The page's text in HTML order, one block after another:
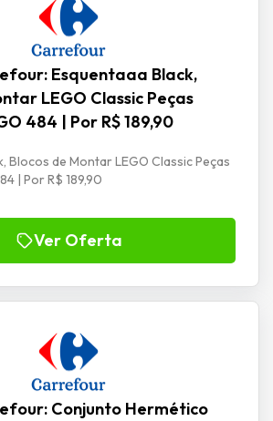
Esquentaaa Black,
LEGO Classic Peças
484 | Por R$ 189,90
Blocos de Montar LEGO Classic Peças
| Por R$ 189,90
Ver Oferta
Conjunto Hermético